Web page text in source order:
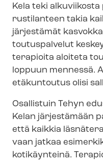
Kela teki
rus­ti­lan­teen takia
järjestämät
tou­tus­pal­ve­lut
terapioita aloiteta
loppuun mennessä.
etäkuntoutus olisi
Osallistuin Tehyn
Kelan järjestämään
että kaikkia
vaan jatkaa
kotikäynteinä.